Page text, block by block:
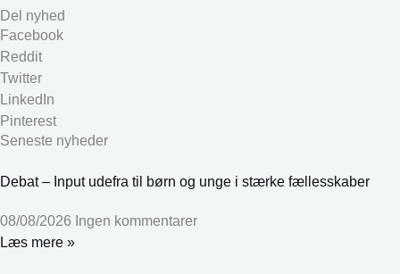
Del nyhed
Facebook
Reddit
Twitter
LinkedIn
Pinterest
Seneste nyheder
Debat – Input udefra til børn og unge i stærke fællesskaber
08/08/2026 Ingen kommentarer
Læs mere »